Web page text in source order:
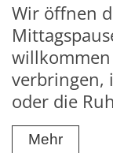
Wir öffnen
willkommen
verbringen,
oder die
Mehr